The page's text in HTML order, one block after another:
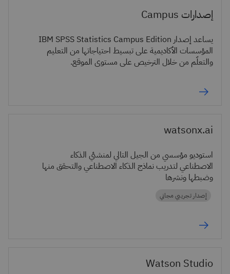
إصدارات Campus
يساعد إصدار IBM SPSS Statistics Campus Edition
المؤسسات الأكاديمية على تبسيط احتياجاتها من التعليم
والتعلّم من خلال الترخيص على مستوى الموقع.
watsonx.ai
استوديو مؤسسي من الجيل التالي لمنشئي الذكاء
الاصطناعي لتدريب نماذج الذكاء الاصطناعي والتحقق منها
وضبطها ونشرها
إصدار تجريبي مجاني
Watson Studio